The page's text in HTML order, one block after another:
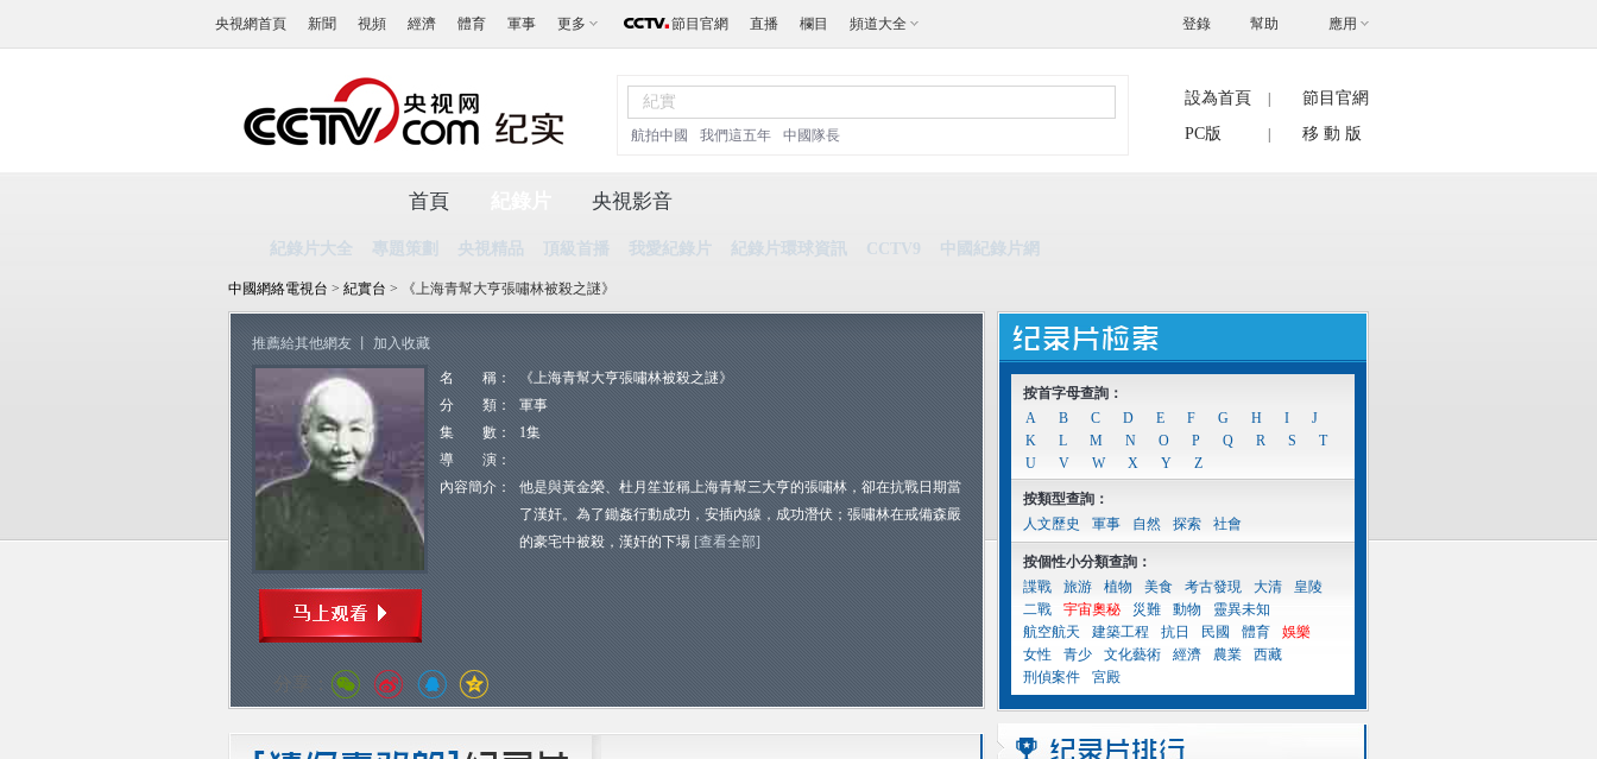
央視網首頁 新聞 視頻 經濟 體育 軍事 更多 節目官網 直播 欄目 頻道大全 幫助 應用
登錄
航拍中國 我們這五年 中國隊長
設為首頁
節目官網
PC版
移 動 版
首頁
紀錄片大全 專題策劃 央視精品 頂級首播 我愛紀錄片 紀錄片環球資訊 CCTV9 中國紀錄片網
央視影音
中國網絡電視台 > 紀實台 > 《上海青幫大亨張嘯林被殺之謎》
推薦給其他網友 加入收藏
名 稱：
《上海青幫大亨張嘯林被殺之謎》
分 類：
軍事
集 數：
1集
導 演：
內容簡介：
他是與黃金榮、杜月笙並稱上海青幫三大亨的張嘯林，卻在抗戰日期當
了漢奸。為了鋤姦行動成功，安插內線，成功潛伏；張嘯林在戒備森嚴
的豪宅中被殺，漢奸的下場 [查看全部]
分享：
按首字母查詢：
A
B C D E F G H I
J
K
L M N O P Q R S
T
U
V W X Y Z
按類型查詢：
人文歷史
軍事 自然 探索 社會
按個性小分類查詢：
諜戰
旅游 植物 美食 考古發現 大清
皇陵
二戰
宇宙奧秘 災難 動物
靈異未知
航空航天
建築工程 抗日 民國 體育
娛樂
女性
青少 文化藝術 經濟 農業
西藏
刑偵案件
宮殿